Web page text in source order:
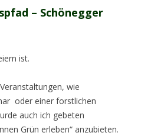
– Schönegger
ist.
wie
oder einer forstlichen
auch ich gebeten
Grün erleben“ anzubieten.